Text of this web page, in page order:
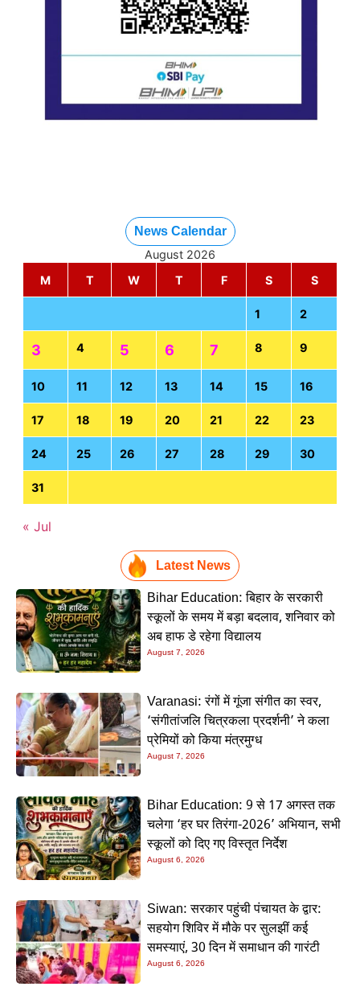
News Calendar
August 2026
M
T W T F S S
1 2
3 4 5 6 7 8 9
10 11 12 13 14 15 16
17 18 19 20 21 22 23
24 25 26 27 28 29 30
31
« Jul
Latest News
Bihar Education: बिहार के सरकारी
स्कूलों के समय में बड़ा बदलाव, शनिवार को
अब हाफ डे रहेगा विद्यालय
August 7, 2026
Varanasi: रंगों में गूंजा संगीत का स्वर,
‘संगीतांजलि चित्रकला प्रदर्शनी’ ने कला
प्रेमियों को किया मंत्रमुग्ध
August 7, 2026
Bihar Education: 9 से 17 अगस्त तक
चलेगा ‘हर घर तिरंगा-2026’ अभियान, सभी
स्कूलों को दिए गए विस्तृत निर्देश
August 6, 2026
Siwan: सरकार पहुंची पंचायत के द्वार:
सहयोग शिविर में मौके पर सुलझीं कई
समस्याएं, 30 दिन में समाधान की गारंटी
August 6, 2026